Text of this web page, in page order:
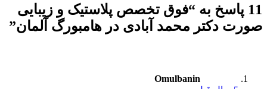
11 پاسخ به “فوق تخصص پلاستیک و زیبایی
صورت دکتر محمد آبادی در هامبورگ آلمان”
Omulbanin